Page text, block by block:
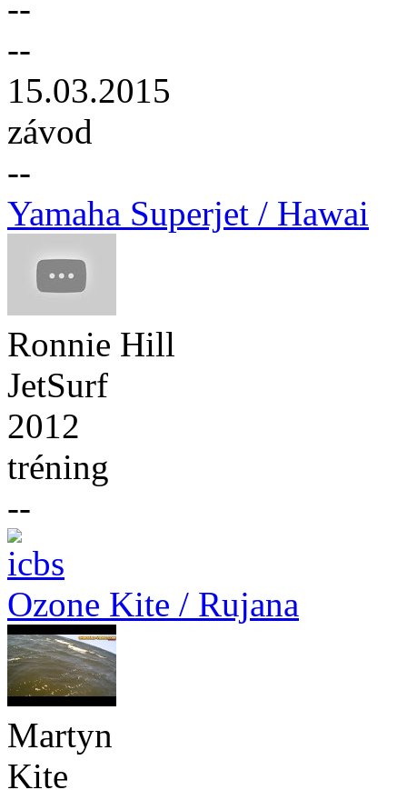
--
--
15.03.2015
závod
--
Yamaha Superjet / Hawai
Ronnie Hill
JetSurf
2012
tréning
--
Ozone Kite / Rujana
Martyn
Kite